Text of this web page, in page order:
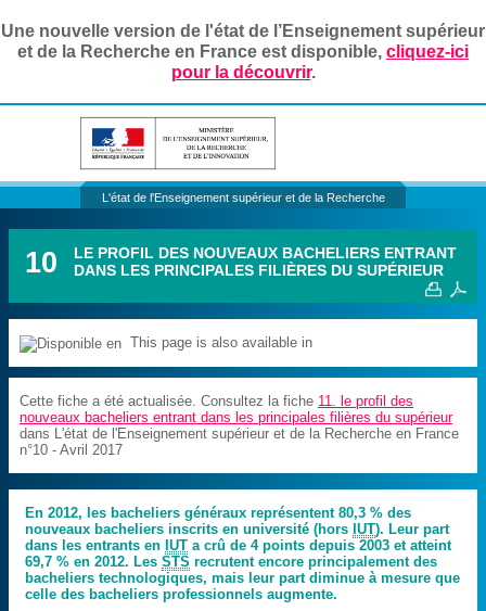
Une nouvelle version de l'état de l’Enseignement supérieur
et de la Recherche en France est disponible, cliquez-ici
pour la découvrir.
L'état de l'Enseignement supérieur et de la Recherche
10
LE PROFIL DES NOUVEAUX BACHELIERS ENTRANT
DANS LES PRINCIPALES FILIÈRES DU SUPÉRIEUR
This page is also available in
Cette fiche a été actualisée. Consultez la fiche 11. le profil des
nouveaux bacheliers entrant dans les principales filières du supérieur
dans L'état de l'Enseignement supérieur et de la Recherche en France
n°10 - Avril 2017
En 2012, les bacheliers généraux représentent 80,3 % des
nouveaux bacheliers inscrits en université (horsIUT). Leur part
dans les entrants enIUT a crû de 4 points depuis 2003 et atteint
69,7 % en 2012. LesSTS recrutent encore principalement des
bacheliers technologiques, mais leur part diminue à mesure que
celle des bacheliers professionnels augmente.